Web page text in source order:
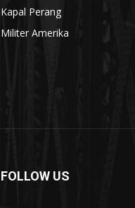
Kapal Perang
Militer Amerika
FOLLOW US